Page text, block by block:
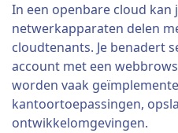
In een openbare cloud kan
netwerkapparaten delen
cloudtenants. Je benadert
account met een
worden vaak
kantoortoepassingen,
ontwikkelomgevingen.